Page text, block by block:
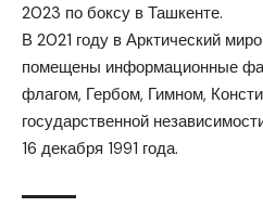
2023 по боксу в Ташкенте.
В 2021 году в Арктический
помещены информационные
флагом, Гербом, Гимном,
государственной
16 декабря 1991 года.